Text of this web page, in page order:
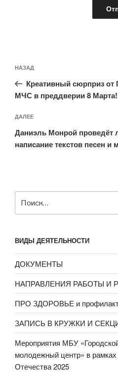
по
записям
Предыдущая
запись:
НАЗАД
Креативный сюрприз
МЧС в преддверии 8 Марта!
Следующая
запись
ДАЛЕЕ
Даниэль Монрой
написание текстов песен и
ВИДЫ ДЕЯТЕЛЬНОСТИ
ДОКУМЕНТЫ
НАПРАВЛЕНИЯ РАБОТЫ И
ПРО ЗДОРОВЬЕ и
ЗАПИСЬ В КРУЖКИ И
Мероприятия МБУ
молодежный центр» в
Отечества 2025